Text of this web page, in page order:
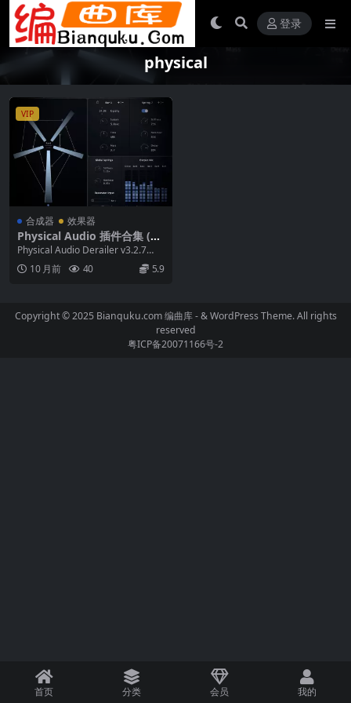
登录
physical
VIP
合成器 效果器
Physical Audio 插件合集 (m
acOS-HCiSO)
Physical Audio Derailer v3.2.7🔹
基于物理建模的合...
10 月前 40 5.9
Copyright © 2025 Bianquku.com编曲库- & WordPress Theme. All rights
reserved
粤ICP备20071166号-2
首页 分类 会员 我的